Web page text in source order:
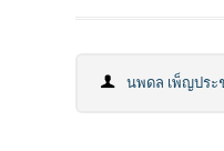
นพดล เพ็ญประ